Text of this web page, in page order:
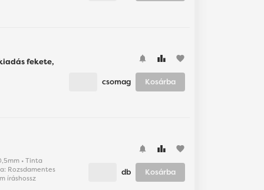
fekete,
favorite
csomag Kosárba
• Tinta
Rozsdamentes
íráshossz
favorite
db Kosárba